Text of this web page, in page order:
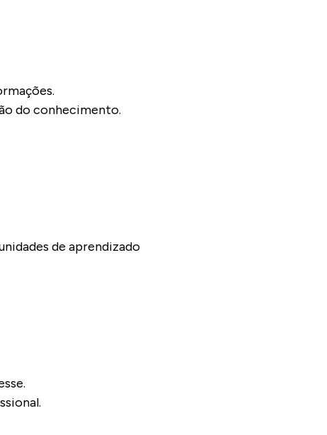
do conhecimento.
de aprendizado